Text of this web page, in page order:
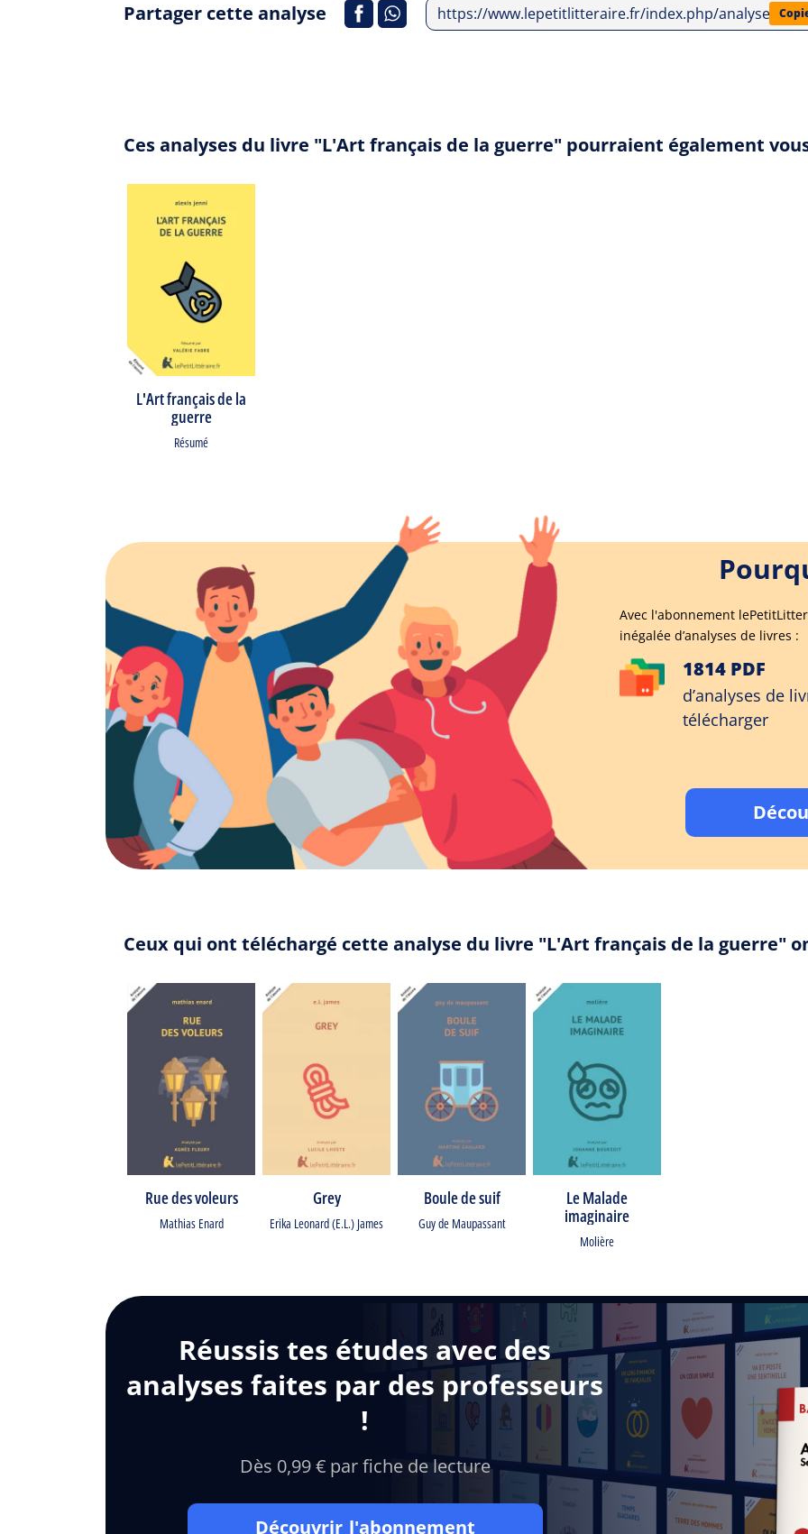
Partager cette analyse https://www.lepetitlitteraire.fr/index.php/analyses-
Ces analyses du livre "L'Art français de la guerre" pourraient également
L'Art français de la
guerre
Résumé
Avec l'abonnement
inégalée d’analyses de livres :
1814 PDF
d’analyses de
télécharger
Ceux qui ont téléchargé cette analyse du livre "L'Art français de la guerre"
Rue des voleurs
Mathias Enard
Grey
Erika Leonard (E.L.) James
Boule de suif
Guy de Maupassant
Le Malade
imaginaire
Molière
Réussis tes études avec des
analyses faites par des professeurs
!
Dès 0,99 € par fiche de lecture
Découvrir l'abonnement